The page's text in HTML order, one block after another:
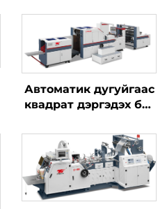
Автоматик дугуйгаас
квадрат дэргэдэх баг
машин